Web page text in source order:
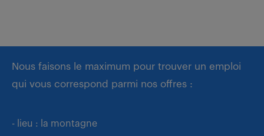
Nous faisons le maximum pour trouver un emploi
qui vous correspond parmi nos offres :
- lieu : la montagne